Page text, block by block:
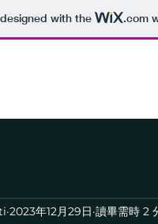
with the .com
2023年12月29日 讀畢需時 2